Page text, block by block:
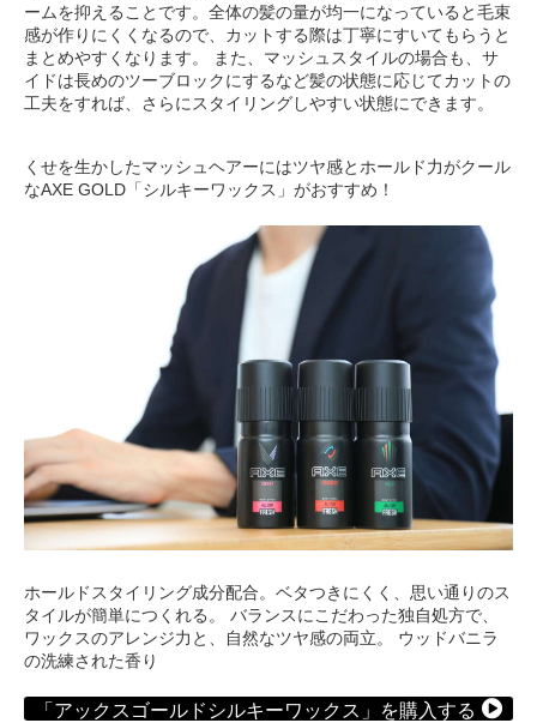
ームを抑えることです。全体の髪の量が均一になっていると毛束
感が作りにくくなるので、カットする際は丁寧にすいてもらうと
まとめやすくなります。 また、マッシュスタイルの場合も、サ
イドは長めのツーブロックにするなど髪の状態に応じてカットの
工夫をすれば、さらにスタイリングしやすい状態にできます。
くせを生かしたマッシュヘアーにはツヤ感とホールド力がクール
なAXE GOLD「シルキーワックス」がおすすめ！
ホールドスタイリング成分配合。ベタつきにくく、思い通りのス
タイルが簡単につくれる。 バランスにこだわった独自処方で、
ワックスのアレンジ力と、自然なツヤ感の両立。 ウッドバニラ
の洗練された香り
「アックスゴールドシルキーワックス」を購入する